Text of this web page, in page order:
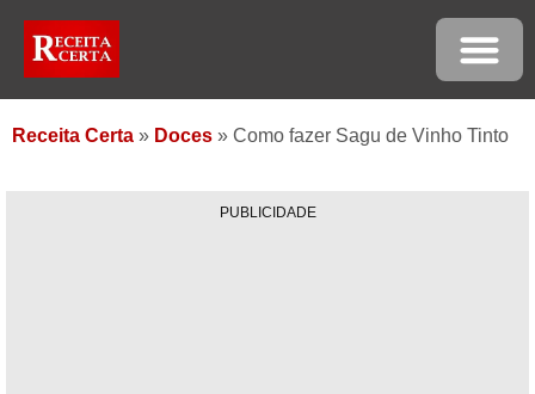
Receita Certa » Doces » Como fazer Sagu de Vinho Tinto
PUBLICIDADE